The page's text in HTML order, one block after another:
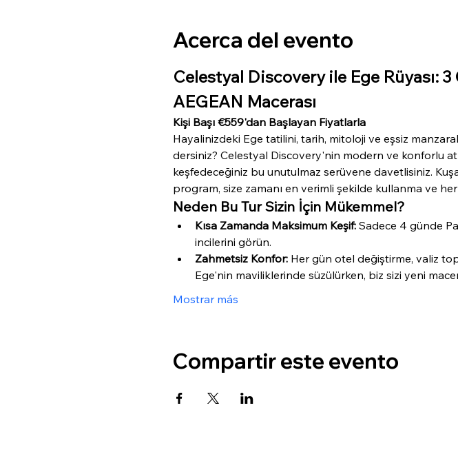
Acerca del evento
Celestyal Discovery ile Ege Rüyası:
AEGEAN Macerası
Kişi Başı €559'dan Başlayan Fiyatlarla
Hayalinizdeki Ege tatilini, tarih, mitoloji ve eşsiz
dersiniz? Celestyal Discovery'nin modern ve konforlu
keşfedeceğiniz bu unutulmaz serüvene davetlisiniz.
program, size zamanı en verimli şekilde kullanma ve her
Neden Bu Tur Sizin İçin Mükemmel?
Kısa Zamanda Maksimum Keşif: Sadece 4 günde
incilerini görün.
Zahmetsiz Konfor: Her gün otel değiştirme, valiz
Ege'nin maviliklerinde süzülürken, biz sizi yeni
Mostrar más
Compartir este evento